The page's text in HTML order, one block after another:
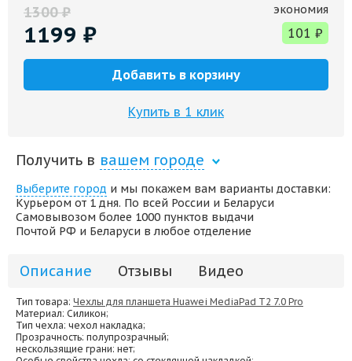
1300₽
1199 ₽
экономия
101 ₽
Добавить в корзину
Купить в 1 клик
Получить в вашем городе
Выберите город и мы покажем вам варианты доставки:
Курьером от 1 дня. По всей России и Беларуси
Самовывозом более 1000 пунктов выдачи
Почтой РФ и Беларуси в любое отделение
Описание Отзывы Видео
Тип товара: Чехлы для планшета Huawei MediaPad T2 7.0 Pro
Материал: Силикон;
Тип чехла: чехол накладка;
Прозрачность: полупрозрачный;
нескользящие грани: нет;